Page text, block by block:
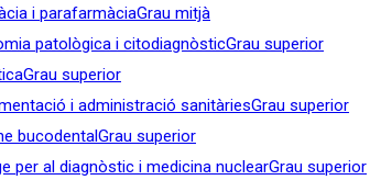
i parafarmàciaGrau mitjà
patològica i citodiagnòsticGrau superior
Grau superior
i administració sanitàriesGrau superior
bucodentalGrau superior
per al diagnòstic i medicina nuclearGrau superior